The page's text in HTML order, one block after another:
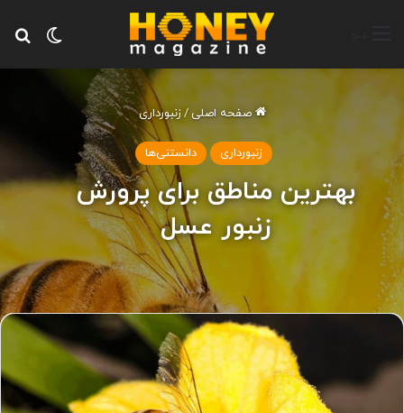
تغییر
صفحه اصلی/زنبورداری
زنبورداری دانستنی‌ها
بهترین مناطق برای پرورش
زنبور عسل